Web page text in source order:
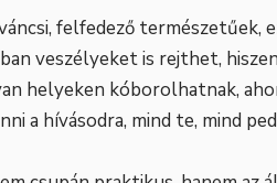
felfedező természetűek,
veszélyeket is rejthet,
helyeken kóborolhatnak,
a hívásodra, mind te, mind